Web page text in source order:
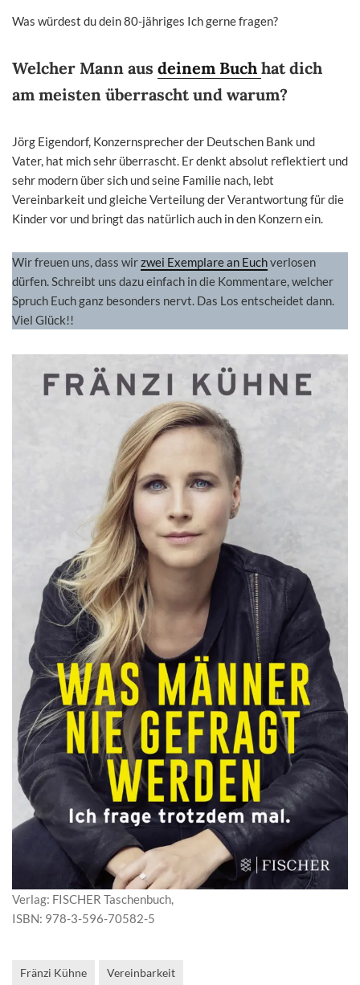
Was würdest du dein 80-jähriges Ich gerne fragen?
Welcher Mann aus deinem Buch hat dich
am meisten überrascht und warum?
Jörg Eigendorf, Konzernsprecher der Deutschen Bank und
Vater, hat mich sehr überrascht. Er denkt absolut reflektiert und
sehr modern über sich und seine Familie nach, lebt
Vereinbarkeit und gleiche Verteilung der Verantwortung für die
Kinder vor und bringt das natürlich auch in den Konzern ein.
Wir freuen uns, dass wirzwei Exemplare an Euchverlosen
dürfen. Schreibt uns dazu einfach in die Kommentare, welcher
Spruch Euch ganz besonders nervt. Das Los entscheidet dann.
Viel Glück!!
Verlag: FISCHER Taschenbuch,
ISBN: 978-3-596-70582-5
Fränzi Kühne Vereinbarkeit